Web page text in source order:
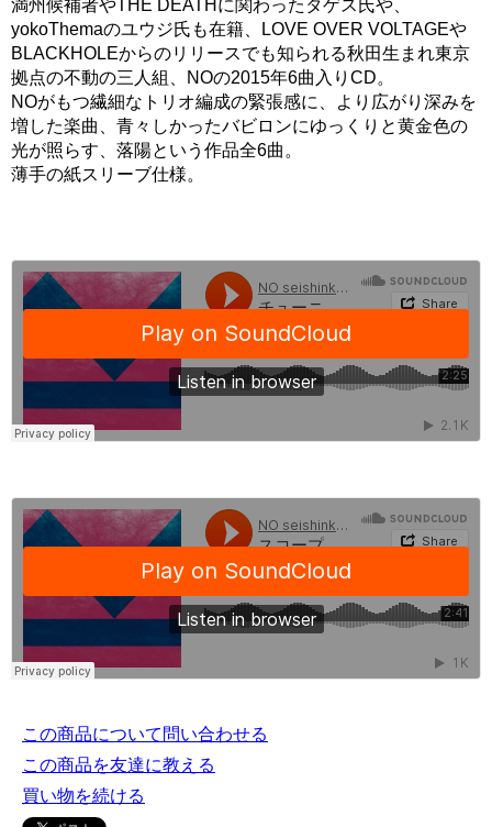
満州候補者やTHE DEATHに関わったタゲス氏や、
yokoThemaのユウジ氏も在籍、LOVE OVER VOLTAGEや
BLACKHOLEからのリリースでも知られる秋田生まれ東京
拠点の不動の三人組、NOの2015年6曲入りCD。
NOがもつ繊細なトリオ編成の緊張感に、より広がり深みを
増した楽曲、青々しかったバビロンにゆっくりと黄金色の
光が照らす、落陽という作品全6曲。
薄手の紙スリーブ仕様。
この商品について問い合わせる
この商品を友達に教える
買い物を続ける